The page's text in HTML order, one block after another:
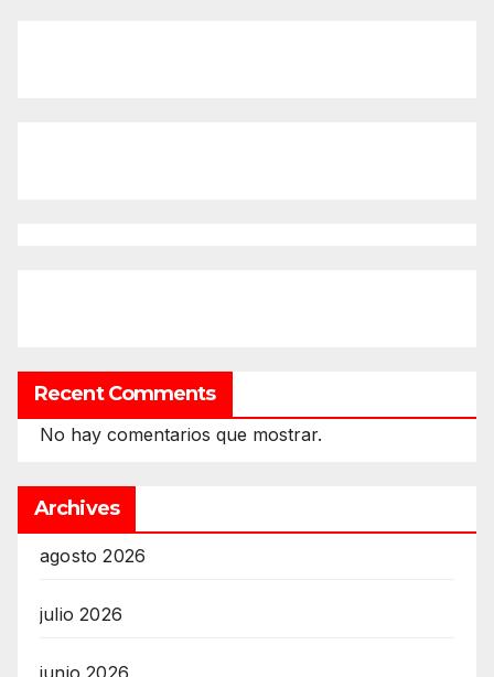
Recent Comments
No hay comentarios que mostrar.
Archives
agosto 2026
julio 2026
junio 2026